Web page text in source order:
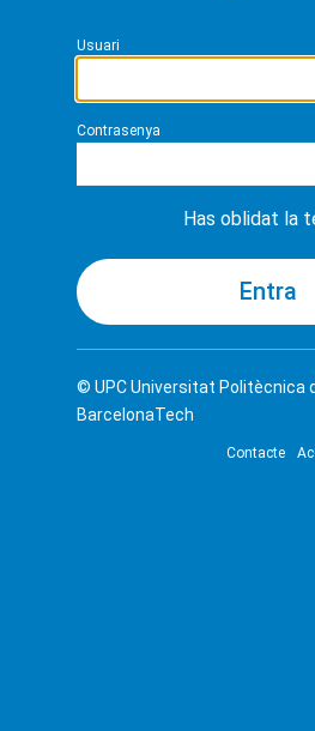
Usuari
Contrasenya
Has oblidat la
© UPCUniversitat Politècnica
BarcelonaTech
Contacte